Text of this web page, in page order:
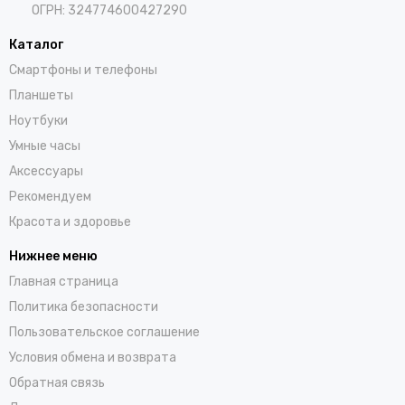
ОГРН: 324774600427290
Каталог
Смартфоны и телефоны
Планшеты
Ноутбуки
Умные часы
Аксессуары
Рекомендуем
Красота и здоровье
Нижнее меню
Главная страница
Политика безопасности
Пользовательское соглашение
Условия обмена и возврата
Обратная связь